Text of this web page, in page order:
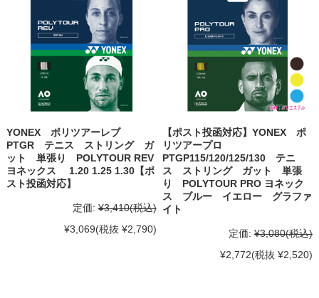
YONEX ポリツアーレブ
PTGR テニス ストリング ガ
ット 単張り POLYTOUR REV
ヨネックス 1.20 1.25 1.30【ポ
スト投函対応】
定価: ¥3,410(税込)
¥3,069(税抜 ¥2,790)
【ポスト投函対応】YONEX ポ
リツアープロ
PTGP115/120/125/130 テニ
ス ストリング ガット 単張
り POLYTOUR PRO ヨネック
ス ブルー イエロー グラファ
イト
定価: ¥3,080(税込)
¥2,772(税抜 ¥2,520)